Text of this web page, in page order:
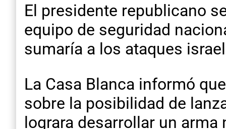
El presidente republicano
equipo de seguridad
sumaría a los ataques
La Casa Blanca informó
sobre la posibilidad de
lograra desarrollar un arma